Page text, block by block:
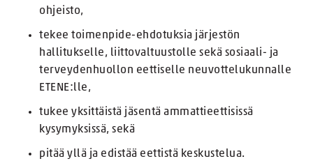
ohjeisto,
tekee toimenpide-ehdotuksia järjestön
hallitukselle, liittovaltuustolle sekä sosiaali- ja
terveydenhuollon eettiselle neuvottelukunnalle
ETENE:lle,
tukee yksittäistä jäsentä ammattieettisissä
kysymyksissä, sekä
pitää yllä ja edistää eettistä keskustelua.